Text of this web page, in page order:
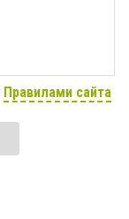
Правилами сайта